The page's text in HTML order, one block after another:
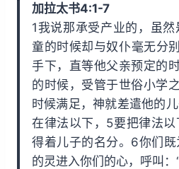
1
5
s
d
1
5
s
加拉太书4:1-7
1我说那承受产业的，虽
童的时候却与奴仆毫无分
手下，直等他父亲预定的
的时候，受管于世俗小学
时候满足，神就差遣他的
在律法以下，5要把律法
得着儿子的名分。6你们
的灵进入你们的心，呼叫：